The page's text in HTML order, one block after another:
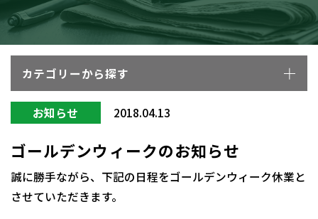
カテゴリーから探す
お知らせ 2018.04.13
ゴールデンウィークのお知らせ
誠に勝手ながら、下記の日程をゴールデンウィーク休業と
させていただきます。